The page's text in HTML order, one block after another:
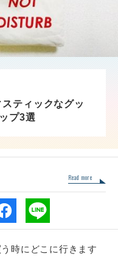
ティックなグッ
プ3選
Read more
時にどこに行きます